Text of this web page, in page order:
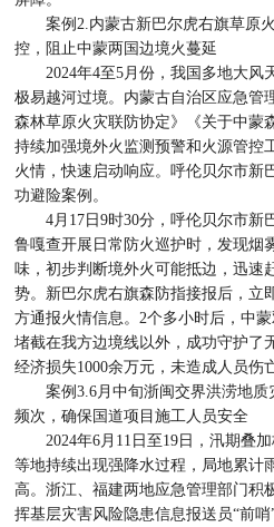
案例2.内蒙古新巴尔虎右旗草原火
控，阻止中蒙两国边境火蔓延
2024年4至5月份，我国多地大风
极易越河过境。内蒙古自治区应急管
森林草原火灾联防协定》《关于中蒙
持续加强境外火监测预警和火源管控
火情，快速启动响应。呼伦贝尔市新
功避险案例。
4月17日9时30分，呼伦贝尔市新
鲁嘎查开展日常防火巡护时，发现烟
味，初步判断境外火可能抵边，迅速
势。新巴尔虎右旗森防指接报后，立
方通报火情信息。2个多小时后，中
堵截在我方边境线以外，成功守护了
经济损失1000余万元，未造成人员伤
案例3.6月中旬浙闽交界洪涝地质
频次，确保国道项目施工人员安全
2024年6月11日至19日，汛期叠加
等地持续出现强降水过程，局地累计
高。浙江、福建两地应急管理部门积
挥基层灾害风险隐患信息报送员“前